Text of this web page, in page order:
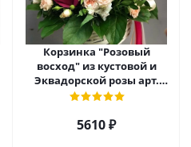
Корзинка "Розовый
восход" из кустовой и
Эквадорской розы арт.
5520
5610 ₽